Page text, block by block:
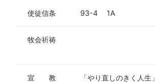
使徒信条 93-4 1A
牧会祈祷
宣 教 「やり直しのきく人生」